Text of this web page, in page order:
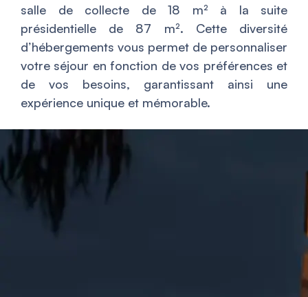
salle de collecte de 18 m² à la suite
présidentielle de 87 m². Cette diversité
d’hébergements vous permet de personnaliser
votre séjour en fonction de vos préférences et
de vos besoins, garantissant ainsi une
expérience unique et mémorable.